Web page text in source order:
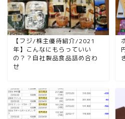
【フジ/株主優待紹介/2021
年】こんなにもらっていい
の？？自社製品食品詰め合わ
せ